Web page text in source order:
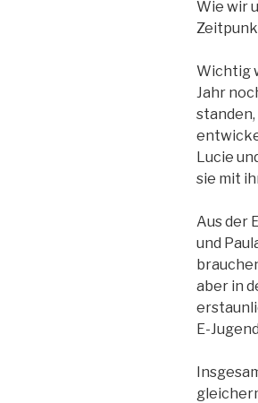
Wie wir
Wichtig
Jahr
Lucie
sie mit
Aus der
und
aber in
E-